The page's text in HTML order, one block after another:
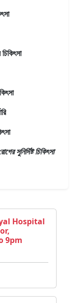
সুনির্দিষ্ট চিকিৎসা
Hospital
9pm